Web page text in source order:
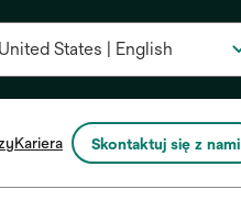
opens
a
Kariera Skontaktuj się z nami